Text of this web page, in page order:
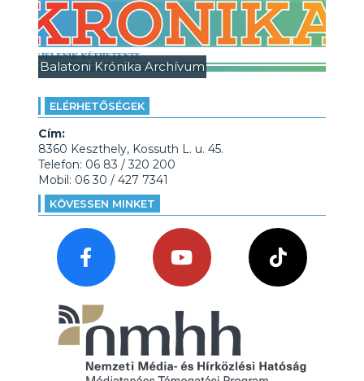
Balatoni Krónika Archívum
ELÉRHETŐSÉGEK
Cím:
8360 Keszthely, Kossuth L. u. 45.
Telefon: 06 83 / 320 200
Mobil: 06 30 / 427 7341
KÖVESSEN MINKET